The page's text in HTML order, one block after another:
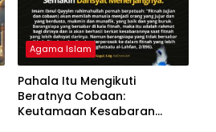
Agama Islam
Pahala Itu Mengikuti
Beratnya Cobaan:
Keutamaan Kesabaran